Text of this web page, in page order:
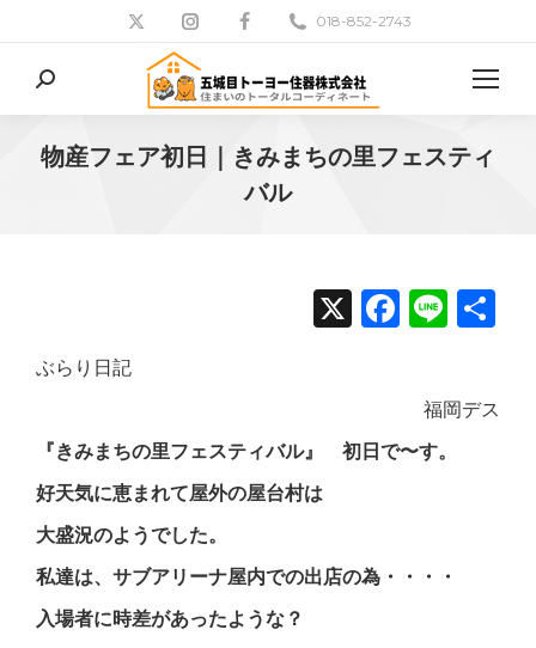
018-852-2743
検
索:
物産フェア初日｜きみまちの里フェスティ
バル
X Line
ぶらり日記
福岡デス
『きみまちの里フェスティバル』 初日で〜す。
好天気に恵まれて屋外の屋台村は
大盛況のようでした。
私達は、サブアリーナ屋内での出店の為・・・・
入場者に時差があったような？